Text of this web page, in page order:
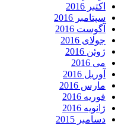
اکتبر 2016
سپتامبر 2016
آگوست 2016
جولای 2016
ژوئن 2016
می 2016
آوریل 2016
مارس 2016
فوریه 2016
ژانویه 2016
دسامبر 2015